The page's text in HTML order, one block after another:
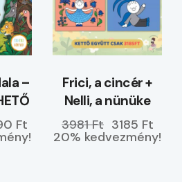
–
Ft
Frici, a cincér +
Nelli, a nünüke
3981 Ft 3185 Ft
20% kedvezmény!